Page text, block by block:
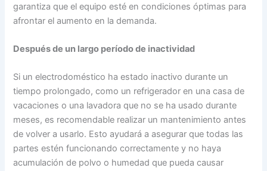
garantiza que el equipo esté en condiciones óptimas para
afrontar el aumento en la demanda.
Después de un largo período de inactividad
Si un electrodoméstico ha estado inactivo durante un
tiempo prolongado, como un refrigerador en una casa de
vacaciones o una lavadora que no se ha usado durante
meses, es recomendable realizar un mantenimiento antes
de volver a usarlo. Esto ayudará a asegurar que todas las
partes estén funcionando correctamente y no haya
acumulación de polvo o humedad que pueda causar